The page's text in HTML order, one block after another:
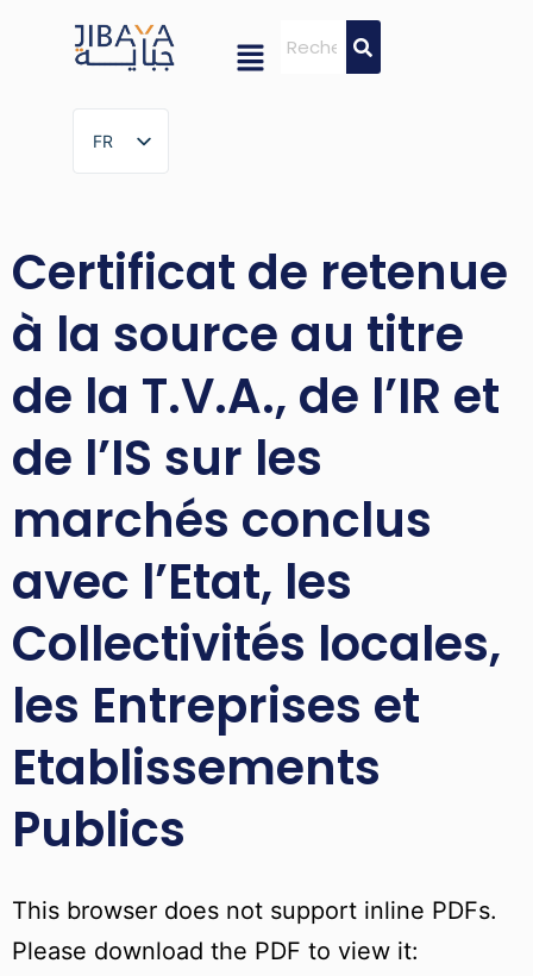
FR
FR
Certificat de retenue
à la source au titre
de la T.V.A., de l’IR et
de l’IS sur les
marchés conclus
avec l’Etat, les
Collectivités locales,
les Entreprises et
Etablissements
Publics
This browser does not support inline PDFs.
Please download the PDF to view it: